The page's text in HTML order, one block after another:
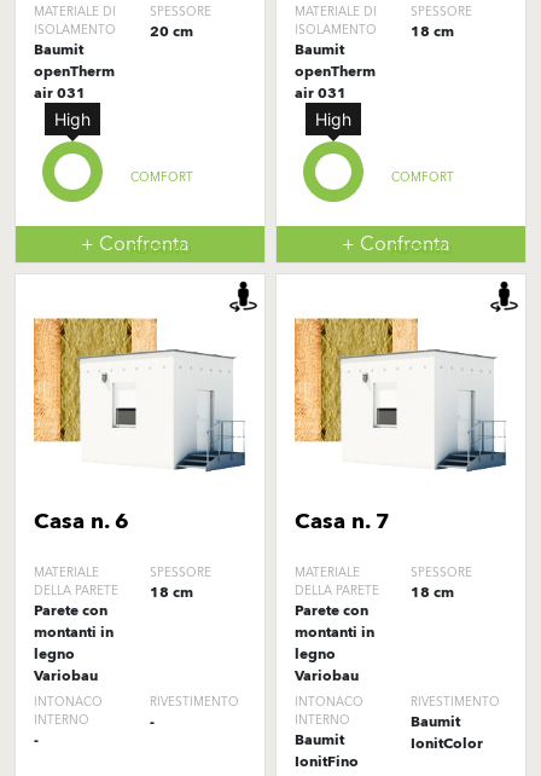
MATERIALE DI
ISOLAMENTO
Baumit
openTherm
air 031
SPESSORE
20 cm
COMFORT
ABITATIVO
+ Confronta
MATERIALE DI
ISOLAMENTO
Baumit
openTherm
air 031
SPESSORE
18 cm
COMFORT
ABITATIVO
+ Confronta
Casa n. 6
MATERIALE
DELLA PARETE
Parete con
montanti in
legno
Variobau
SPESSORE
18 cm
INTONACO
INTERNO
-
RIVESTIMENTO
-
Casa n. 7
MATERIALE
DELLA PARETE
Parete con
montanti in
legno
Variobau
SPESSORE
18 cm
INTONACO
INTERNO
Baumit
IonitFino
RIVESTIMENTO
Baumit
IonitColor
High High